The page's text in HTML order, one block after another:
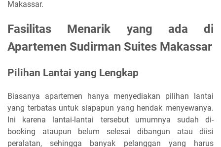
Makassar.
Fasilitas Menarik yang ada di
Apartemen Sudirman Suites Makassar
Pilihan Lantai yang Lengkap
Biasanya apartemen hanya menyediakan pilihan lantai
yang terbatas untuk siapapun yang hendak menyewanya.
Ini karena lantai-lantai tersebut umumnya sudah di-
booking ataupun belum selesai dibangun atau diisi
peralatan, sehingga banyak pelanggan yang harus